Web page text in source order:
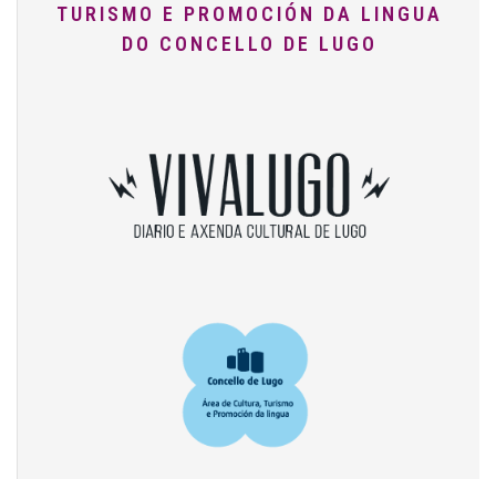
TURISMO E PROMOCIÓN DA LINGUA
DO CONCELLO DE LUGO